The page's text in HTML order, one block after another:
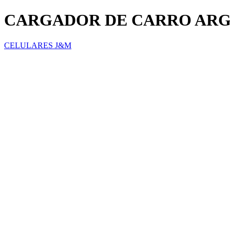
CARGADOR DE CARRO
CELULARES J&M